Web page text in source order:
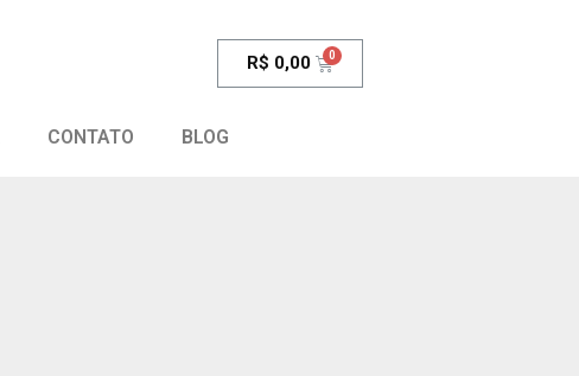
R$ 0,00
CONTATO BLOG